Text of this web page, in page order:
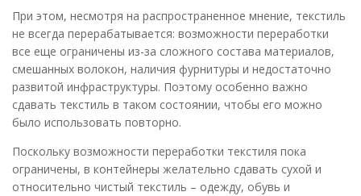
При этом, несмотря на распространенное мнение, текстиль
не всегда перерабатывается: возможности переработки
все еще ограничены из-за сложного состава материалов,
смешанных волокон, наличия фурнитуры и недостаточно
развитой инфраструктуры. Поэтому особенно важно
сдавать текстиль в таком состоянии, чтобы его можно
было использовать повторно.
Поскольку возможности переработки текстиля пока
ограничены, в контейнеры желательно сдавать сухой и
относительно чистый текстиль – одежду, обувь и